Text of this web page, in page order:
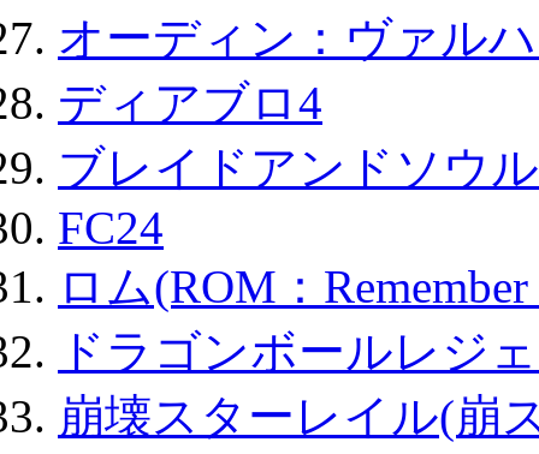
オーディン：ヴァル
ディアブロ4
ブレイドアンドソウ
FC24
ロム(ROM：
ドラゴンボールレジ
崩壊スターレイル(崩